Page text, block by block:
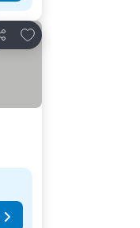
Ajouter à mes favoris